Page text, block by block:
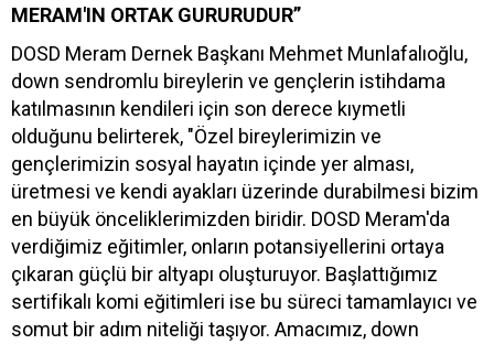
MERAM'IN ORTAK GURURUDUR”
DOSD Meram Dernek Başkanı Mehmet Munlafalıoğlu,
down sendromlu bireylerin ve gençlerin istihdama
katılmasının kendileri için son derece kıymetli
olduğunu belirterek, "Özel bireylerimizin ve
gençlerimizin sosyal hayatın içinde yer alması,
üretmesi ve kendi ayakları üzerinde durabilmesi bizim
en büyük önceliklerimizden biridir. DOSD Meram'da
verdiğimiz eğitimler, onların potansiyellerini ortaya
çıkaran güçlü bir altyapı oluşturuyor. Başlattığımız
sertifikalı komi eğitimleri ise bu süreci tamamlayıcı ve
somut bir adım niteliği taşıyor. Amacımız, down